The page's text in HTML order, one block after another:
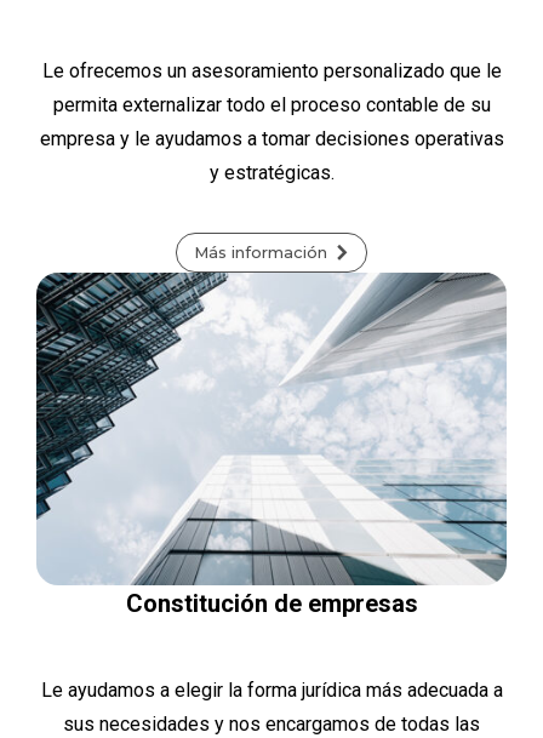
Le ofrecemos un asesoramiento personalizado que le
permita externalizar todo el proceso contable de su
empresa y le ayudamos a tomar decisiones operativas
y estratégicas.
Más información
Constitución de empresas
Le ayudamos a elegir la forma jurídica más adecuada a
sus necesidades y nos encargamos de todas las